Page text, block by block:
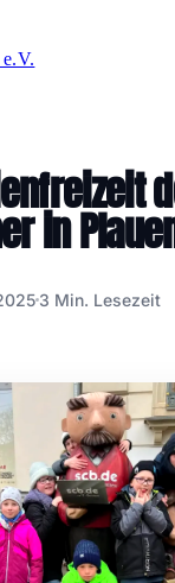
in
3 Min. Lesezeit